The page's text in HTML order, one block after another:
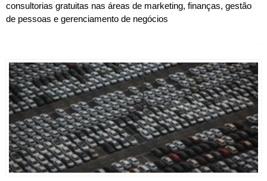
consultorias gratuitas nas áreas de marketing, finanças, gestão
de pessoas e gerenciamento de negócios